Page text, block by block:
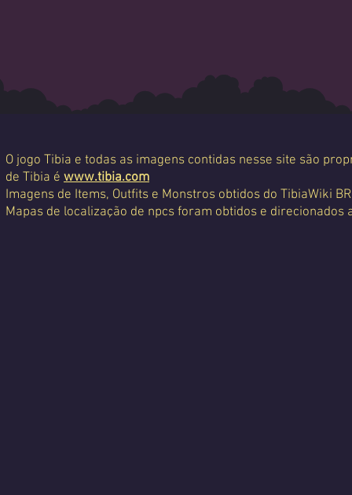
O jogo Tibia e todas as imagens contidas nesse site são
de Tibia é www.tibia.com
Imagens de Items, Outfits e Monstros obtidos do TibiaWiki
Mapas de localização de npcs foram obtidos e direcionados